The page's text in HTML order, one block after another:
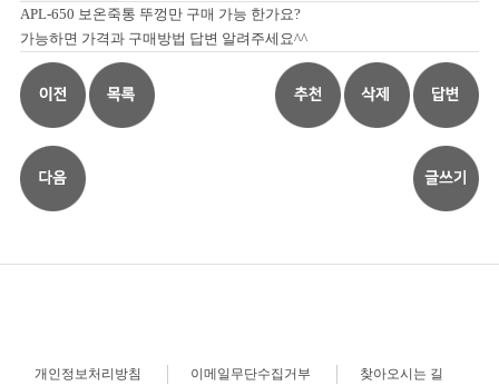
APL-650 보온죽통 뚜껑만 구매 가능 한가요?
가능하면 가격과 구매방법 답변 알려주세요^^
개인정보처리방침 이메일무단수집거부 찾아오시는 길